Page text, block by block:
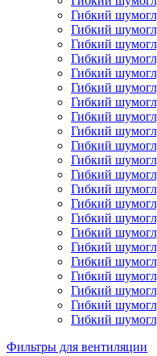
Гибкий
Гибкий
Гибкий
Гибкий
Гибкий
Гибкий
Гибкий
Гибкий
Гибкий
Гибкий
Гибкий
Гибкий
Гибкий
Гибкий
Гибкий
Гибкий
Гибкий
Гибкий
Гибкий
Гибкий
Гибкий
Гибкий
Фильтры для вентиляции